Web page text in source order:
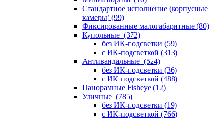
Стандартное исполнение (корпусные
камеры) (99)
Фиксированные малогабаритные (80)
Купольные (372)
без ИК-подсветки (59)
с ИК-подсветкой (313)
Антивандальные (524)
без ИК-подсветки (36)
с ИК-подсветкой (488)
Панорамные Fisheye (12)
Уличные (785)
без ИК-подсветки (19)
с ИК-подсветкой (766)